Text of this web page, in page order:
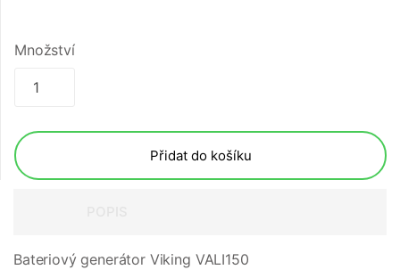
Množství
Přidat do košíku
Bateriový generátor Viking VALI150